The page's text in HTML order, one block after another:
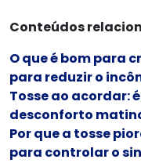
Conteúdos
O que é bom para
para reduzir o
Tosse ao acordar:
desconforto
Por que a tosse
para controlar o